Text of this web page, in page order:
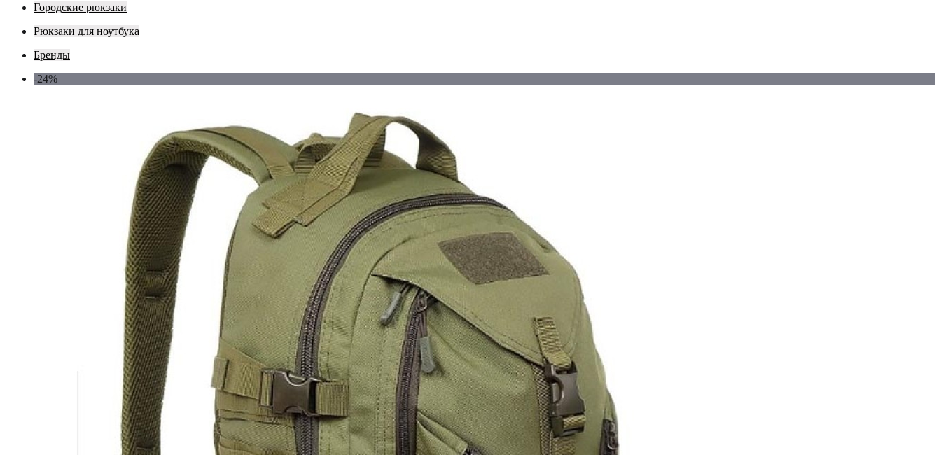
Городские рюкзаки
Рюкзаки для ноутбука
Бренды
-24%